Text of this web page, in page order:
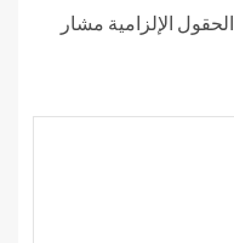
الحقول الإلزامية مشار